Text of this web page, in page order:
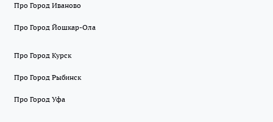
Про Город Иваново
Про Город Йошкар-Ола
Про Город Курск
Про Город Рыбинск
Про Город Уфа